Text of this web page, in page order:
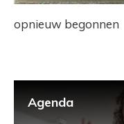
opnieuw begonnen
Agenda